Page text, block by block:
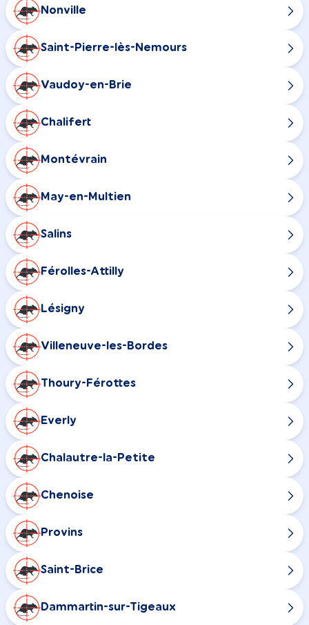
Nonville
Saint-Pierre-lès-Nemours
Vaudoy-en-Brie
Chalifert
Montévrain
May-en-Multien
Salins
Férolles-Attilly
Lésigny
Villeneuve-les-Bordes
Thoury-Férottes
Everly
Chalautre-la-Petite
Chenoise
Provins
Saint-Brice
Dammartin-sur-Tigeaux